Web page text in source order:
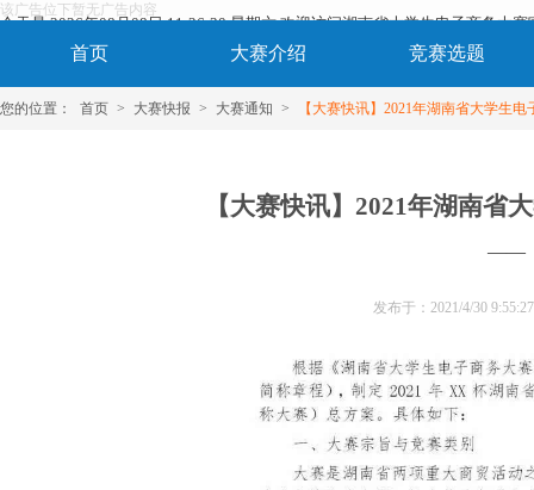
今天是 2026年08月08日 11:26:31 星期六 欢迎访问湖南省大学生电子商务大赛
该广告位下暂无广告内容
首页 大赛介绍 竞赛选题
您的位置： 首页 > 大赛快报 > 大赛通知 > 【大赛快讯】2021年湖南省大学生
【大赛快讯】2021年湖南省
——
发布于： 2021/4/30 9:55:27